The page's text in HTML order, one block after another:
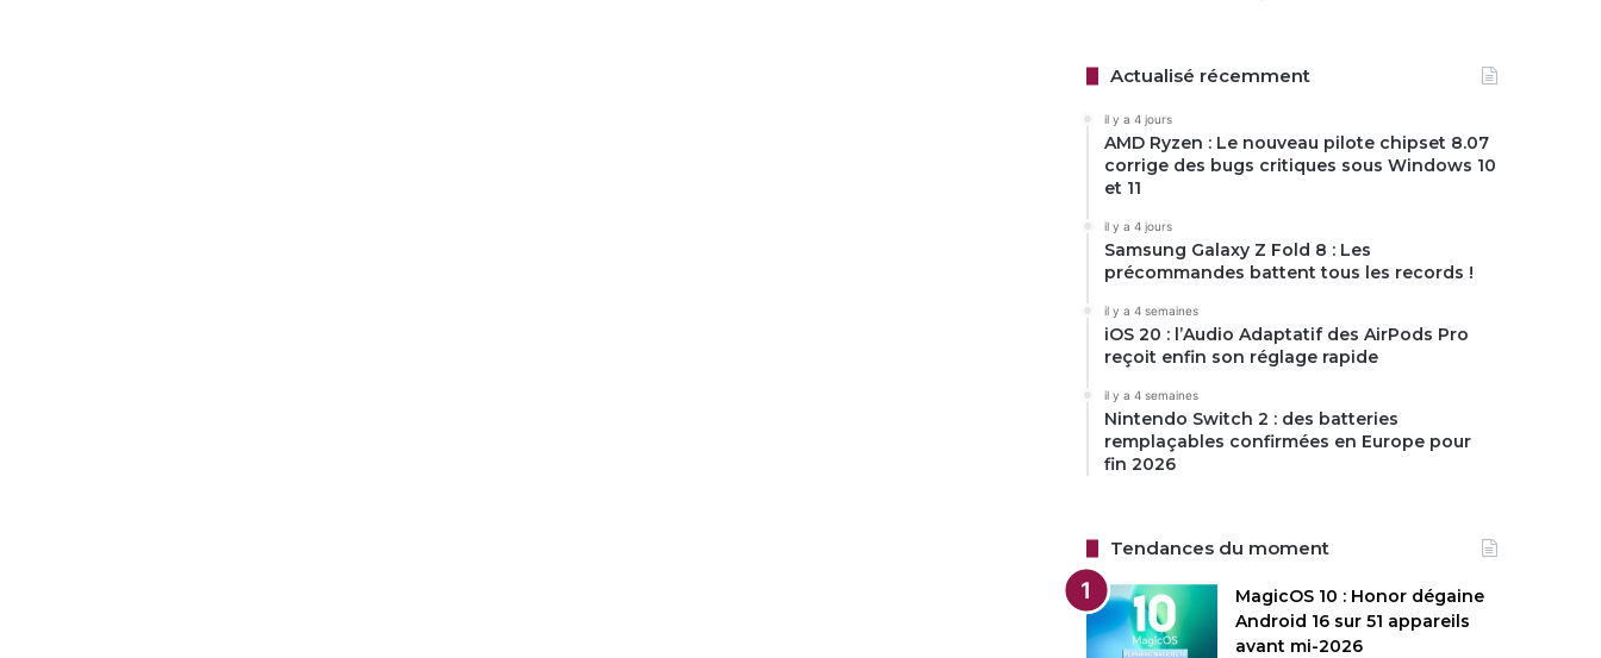
Actualisé récemment
il y a 4 jours
AMD Ryzen : Le nouveau pilote chipset 8.07
corrige des bugs critiques sous Windows 10
et 11
il y a 4 jours
Samsung Galaxy Z Fold 8 : Les
précommandes battent tous les records !
il y a 4 semaines
iOS 20 : l’Audio Adaptatif des AirPods Pro
reçoit enfin son réglage rapide
il y a 4 semaines
Nintendo Switch 2 : des batteries
remplaçables confirmées en Europe pour
fin 2026
Tendances du moment
MagicOS 10 : Honor dégaine
Android 16 sur 51 appareils
avant mi-2026